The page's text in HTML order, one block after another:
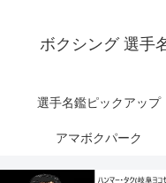
ボクシング 選手
選手名鑑ピックアップ
アマボクパーク